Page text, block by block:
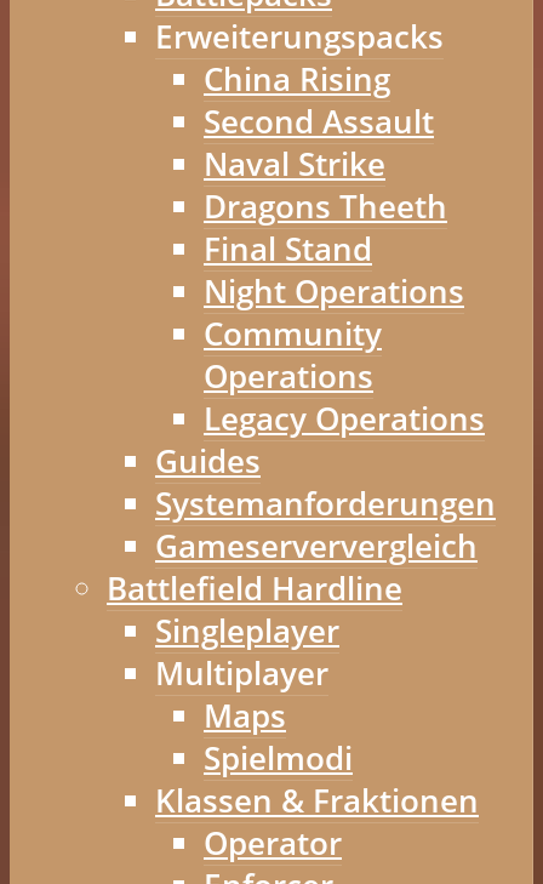
Erweiterungspacks
China Rising
Second Assault
Naval Strike
Dragons Theeth
Final Stand
Night Operations
Community
Operations
Legacy Operations
Guides
Systemanforderungen
Gameserververgleich
Battlefield Hardline
Singleplayer
Multiplayer
Maps
Spielmodi
Klassen & Fraktionen
Operator